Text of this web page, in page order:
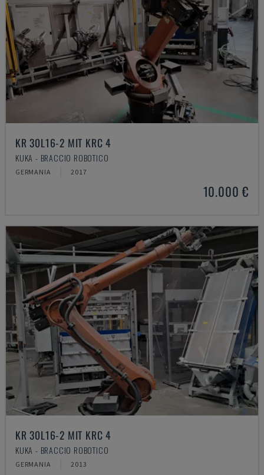
KR 30L16-2 MIT KRC 4
KUKA - BRACCIO ROBOTICO
GERMANIA 2017
10.000 €
KR 30L16-2 MIT KRC 4
KUKA - BRACCIO ROBOTICO
GERMANIA 2013